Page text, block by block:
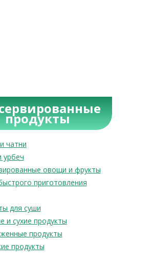
продукты
чатни
урбеч
овощи и фрукты
приготовления
для суши
и сухие продукты
продукты
продукты